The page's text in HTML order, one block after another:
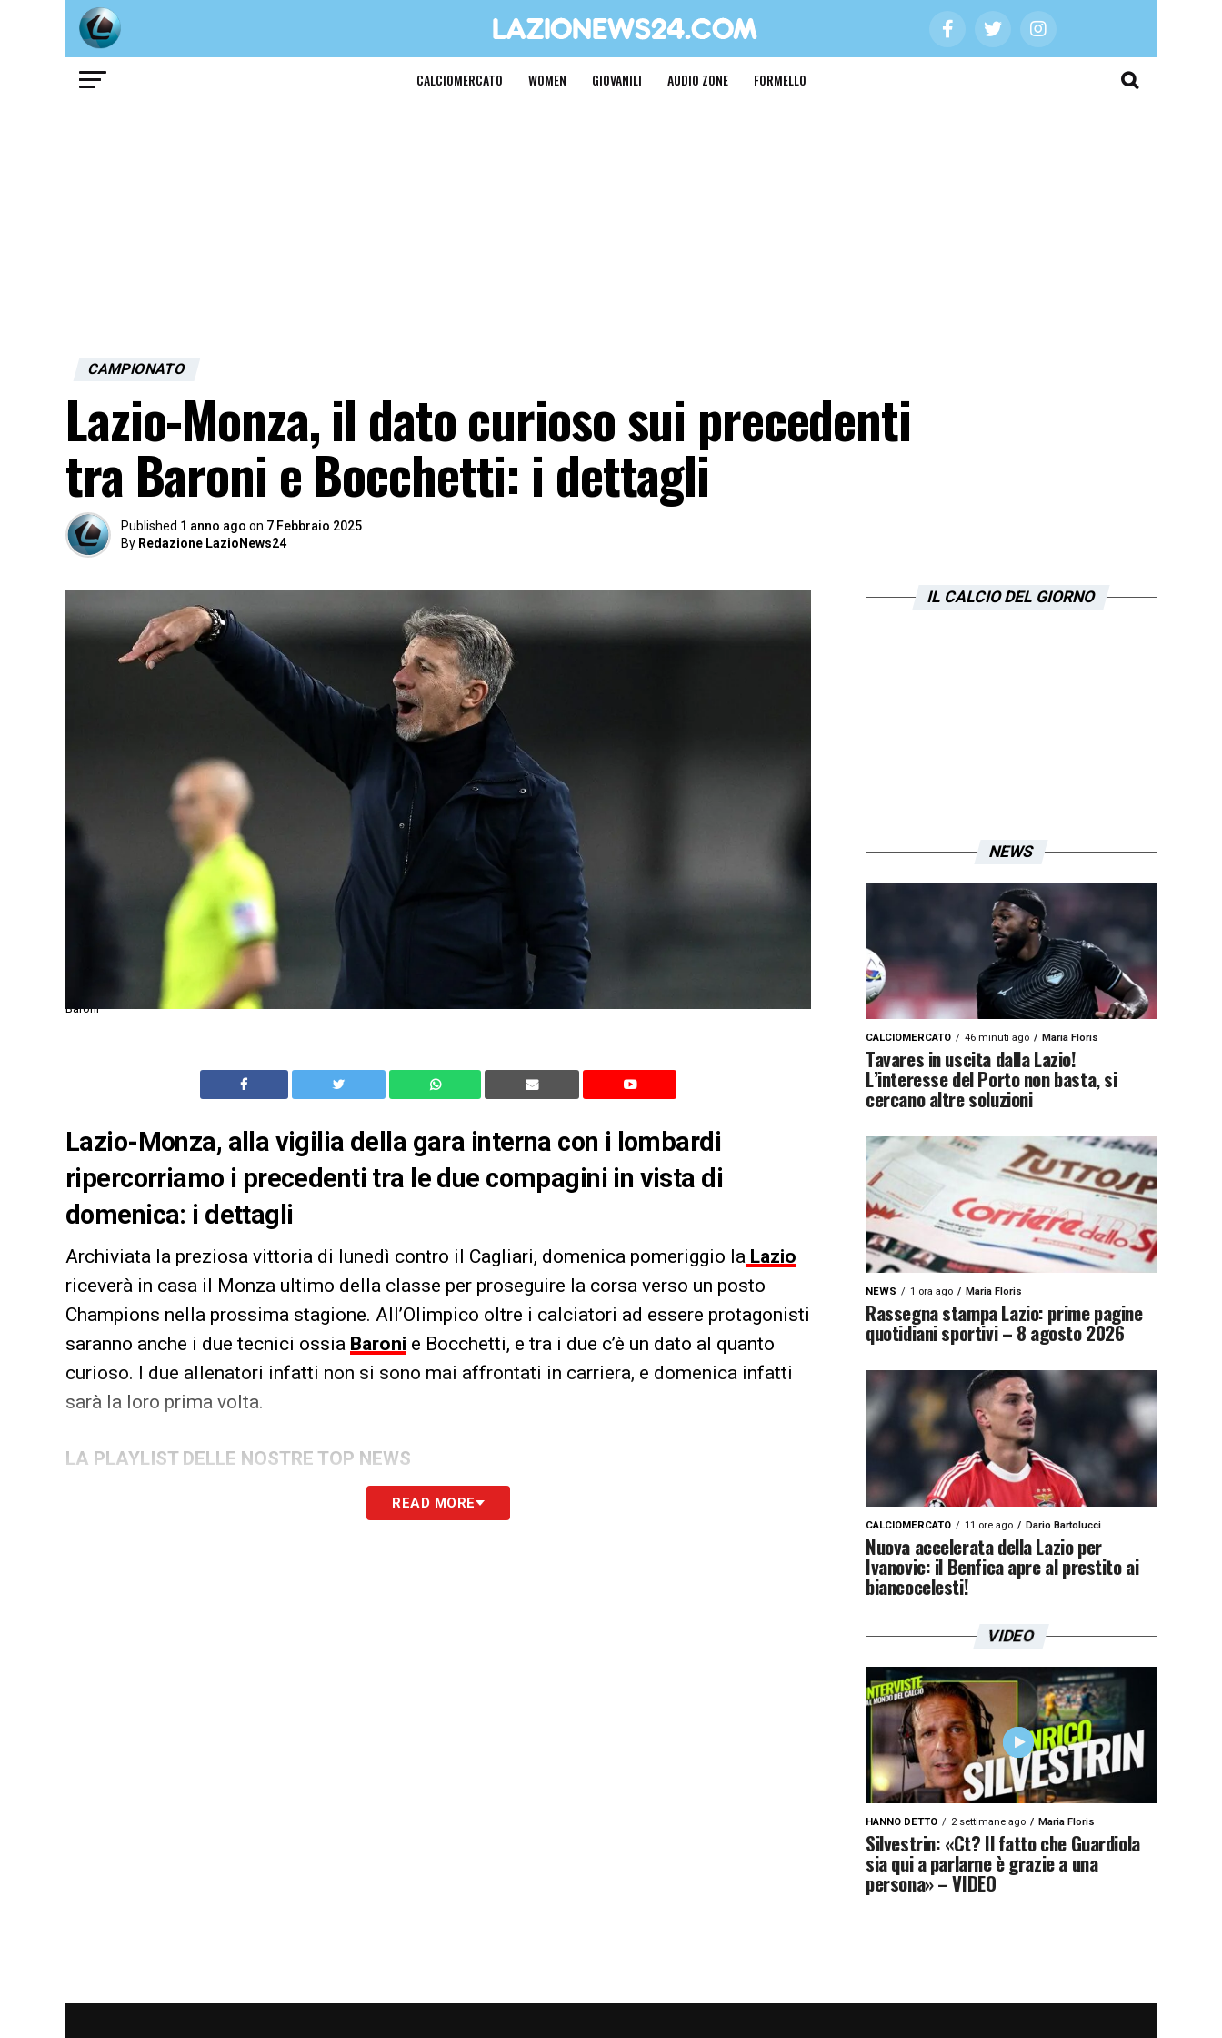
CALCIOMERCATO WOMEN GIOVANILI AUDIO ZONE FORMELLO
CAMPIONATO
Lazio-Monza, il dato curioso sui precedenti
tra Baroni e Bocchetti: i dettagli
Published 1 anno ago on 7 Febbraio 2025
By Redazione LazioNews24
Baroni
Lazio-Monza, alla vigilia della gara interna con i lombardi
ripercorriamo i precedenti tra le due compagini in vista di
domenica: i dettagli
Archiviata la preziosa vittoria di lunedì contro il Cagliari, domenica pomeriggio la Lazio
riceverà in casa il Monza ultimo della classe per proseguire la corsa verso un posto
Champions nella prossima stagione. All’Olimpico oltre i calciatori ad essere protagonisti
saranno anche i due tecnici ossia Baroni e Bocchetti, e tra i due c’è un dato al quanto
curioso. I due allenatori infatti non si sono mai affrontati in carriera, e domenica infatti
sarà la loro prima volta.
LA PLAYLIST DELLE NOSTRE TOP NEWS
READ MORE
IL CALCIO DEL GIORNO
NEWS
CALCIOMERCATO 46 minuti ago Maria Floris
Tavares in uscita dalla Lazio!
L’interesse del Porto non basta, si
cercano altre soluzioni
NEWS 1 ora ago Maria Floris
Rassegna stampa Lazio: prime pagine
quotidiani sportivi – 8 agosto 2026
CALCIOMERCATO 11 ore ago Dario Bartolucci
Nuova accelerata della Lazio per
Ivanovic: il Benfica apre al prestito ai
biancocelesti!
VIDEO
HANNO DETTO 2 settimane ago Maria Floris
Silvestrin: «Ct? Il fatto che Guardiola
sia qui a parlarne è grazie a una
persona» – VIDEO